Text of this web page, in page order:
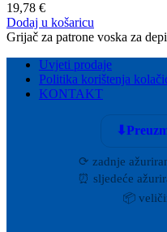
19,78 €
Dodaj u košaricu
Grijač za patrone voska za
Uvjeti prodaje
Politika korištenja
KONTAKT
⬇
⟳ zadnje
⏰ sljedeće
📦